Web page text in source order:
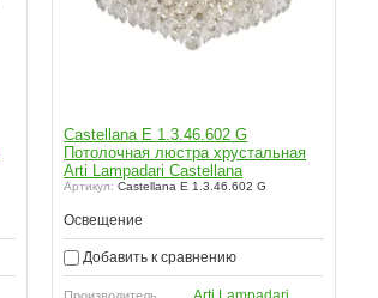
Castellana E 1.3.46.602 G
Потолочная люстра хрустальная
Arti Lampadari Castellana
Артикул: Castellana E 1.3.46.602 G
Освещение
Добавить к сравнению